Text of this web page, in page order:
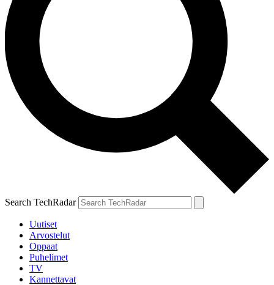
Search TechRadar
Uutiset
Arvostelut
Oppaat
Puhelimet
TV
Kannettavat